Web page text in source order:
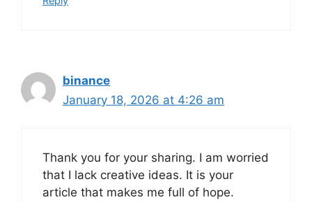
binance
January 18, 2026 at 4:26 am
Thank you for your sharing. I am worried
that I lack creative ideas. It is your
article that makes me full of hope.